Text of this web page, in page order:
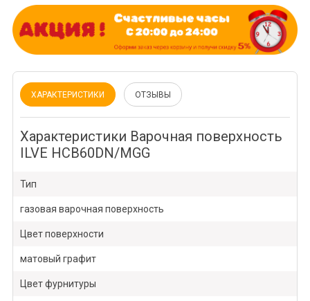
ХАРАКТЕРИСТИКИ ОТЗЫВЫ
Характеристики Варочная поверхность
ILVE HCB60DN/MGG
Тип
газовая варочная поверхность
Цвет поверхности
матовый графит
Цвет фурнитуры